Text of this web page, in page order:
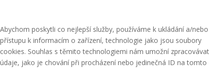
Abychom poskytli co nejlepší služby, používáme k ukládání a/nebo
přístupu k informacím o zařízení, technologie jako jsou soubory
cookies. Souhlas s těmito technologiemi nám umožní zpracovávat
údaje, jako je chování při procházení nebo jedinečná ID na tomto